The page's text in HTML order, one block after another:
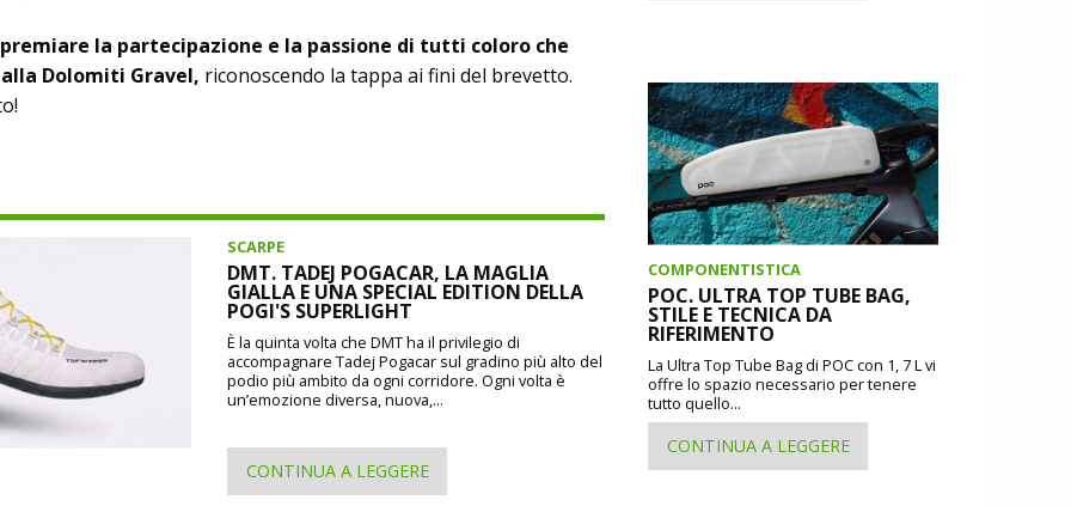
la partecipazione e la passione di tutti coloro che
Dolomiti Gravel, riconoscendo la tappa ai fini del brevetto.
SCARPE
DMT. TADEJ POGACAR, LA MAGLIA
GIALLA E UNA SPECIAL EDITION DELLA
POGI'S SUPERLIGHT
È la quinta volta che DMT ha il privilegio di
accompagnare Tadej Pogacar sul gradino più alto del
podio più ambito da ogni corridore. Ogni volta è
un’emozione diversa, nuova,...
CONTINUA A LEGGERE
COMPONENTISTICA
POC. ULTRA TOP TUBE BAG,
STILE E TECNICA DA
RIFERIMENTO
La Ultra Top Tube Bag di POC con 1, 7 L vi
offre lo spazio necessario per tenere
tutto quello...
CONTINUA A LEGGERE